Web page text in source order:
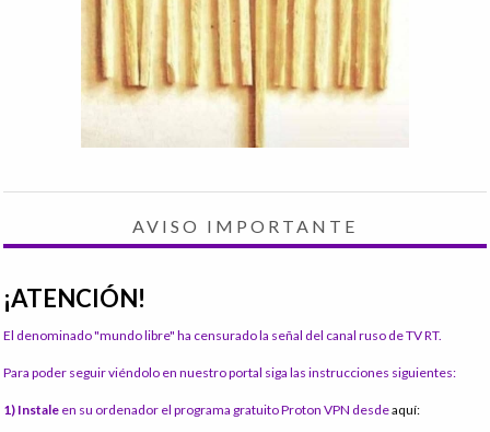
AVISO IMPORTANTE
¡ATENCIÓN!
El denominado "mundo libre" ha censurado la señal del canal ruso de TV RT.
Para poder seguir viéndolo en nuestro portal siga las instrucciones siguientes:
1) Instale en su ordenador el programa gratuito Proton VPN desdeaquí: